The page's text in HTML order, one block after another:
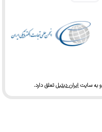
و به سایتایران دیتیلتعلق دارد.​​​​​​​